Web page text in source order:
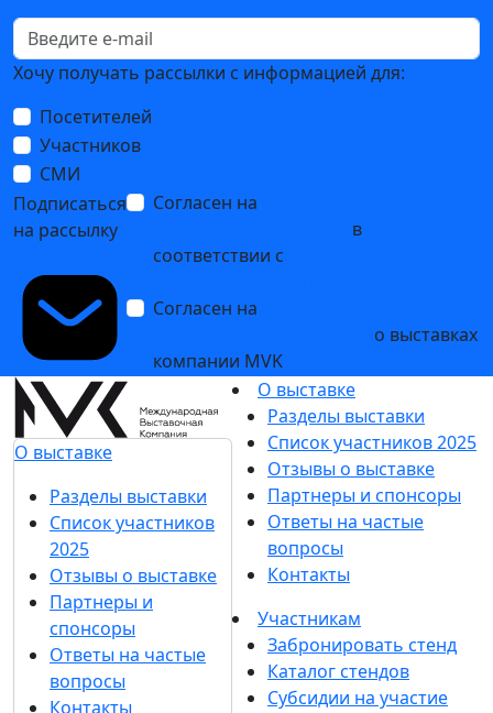
Хочу получать рассылки с информацией для:
Посетителей
Участников
СМИ
Подписаться
на рассылку
Согласен на
в
соответствии с
Согласен на
о выставках
компании MVK
О выставке
Разделы выставки
Список участников
2025
Отзывы о выставке
Партнеры и
спонсоры
Ответы на частые
вопросы
Контакты
О выставке
Разделы выставки
Список участников 2025
Отзывы о выставке
Партнеры и спонсоры
Ответы на частые
вопросы
Контакты
Участникам
Забронировать стенд
Каталог стендов
Субсидии на участие